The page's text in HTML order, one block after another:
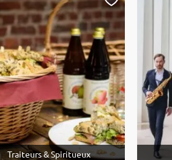
Traiteurs & Spiritueux